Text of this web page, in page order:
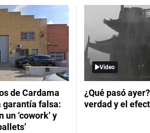
de Cardama
garantía falsa:
‘cowork’ y
Video
¿Qué pasó
verdad y el